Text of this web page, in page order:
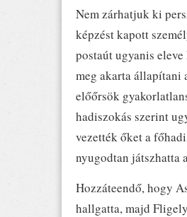
Nem zárhatjuk ki
képzést kapott
postaút ugyanis
meg akarta állapítani
előőrsök
hadiszokás szerint
vezették őket a
nyugodtan játszhatta
Hozzáteendő, hogy
hallgatta, majd